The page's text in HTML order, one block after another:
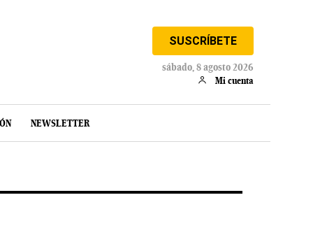
SUSCRÍBETE
sábado, 8 agosto 2026
Mi cuenta
NEWSLETTER